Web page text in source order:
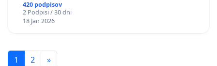
420 podpisov
2 Podpisi / 30 dni
18 Jan 2026
1 2 »